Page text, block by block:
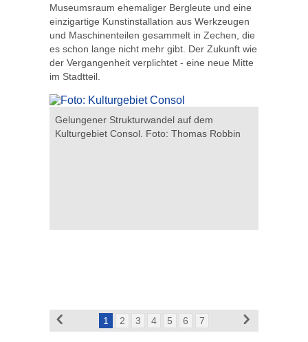
Museumsraum ehemaliger Bergleute und eine
einzigartige Kunstinstallation aus Werkzeugen
und Maschinenteilen gesammelt in Zechen, die
es schon lange nicht mehr gibt. Der Zukunft wie
der Vergangenheit verplichtet - eine neue Mitte
im Stadtteil.
Gelungener Strukturwandel auf dem
Kulturgebiet Consol. Foto: Thomas Robbin
1 2 3 4 5 6 7